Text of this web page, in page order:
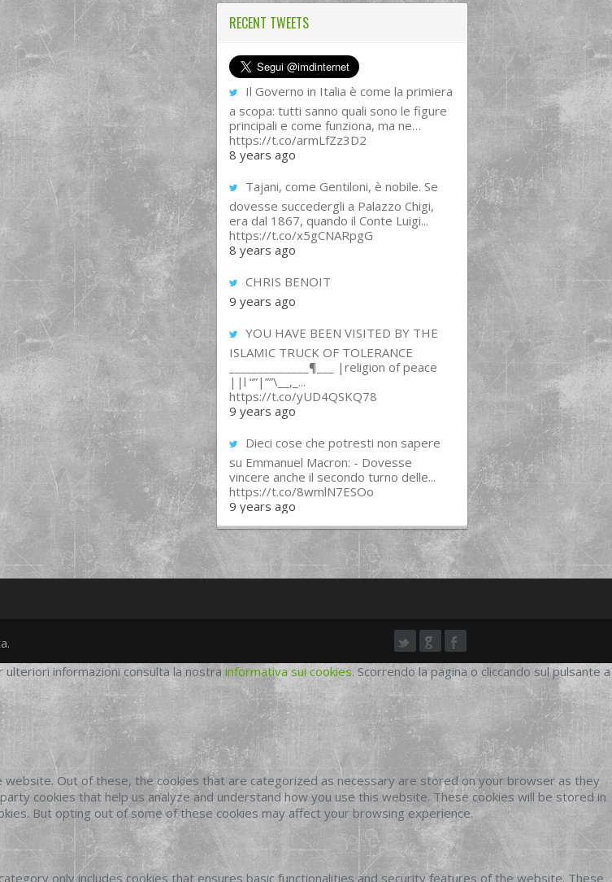
RECENT TWEETS
Il Governo in Italia è come la primiera
a scopa: tutti sanno quali sono le figure
principali e come funziona, ma ne…
https://t.co/armLfZz3D2
8 years ago
Tajani, come Gentiloni, è nobile. Se
dovesse succedergli a Palazzo Chigi,
era dal 1867, quando il Conte Luigi...
https://t.co/x5gCNARpgG
8 years ago
CHRIS BENOIT
9 years ago
YOU HAVE BEEN VISITED BY THE
ISLAMIC TRUCK OF TOLERANCE
______________¶___ |religion of peace
||l “”|””\__,_...
https://t.co/yUD4QSKQ78
9 years ago
Dieci cose che potresti non sapere
su Emmanuel Macron: - Dovesse
vincere anche il secondo turno delle...
https://t.co/8wmlN7ESOo
9 years ago
informazioni consulta la nostra informativa sui cookies. Scorrendo la pagina o cliccando sul pulsante a
Out of these, the cookies that are categorized as necessary are stored on your browser as they
cookies that help us analyze and understand how you use this website. These cookies will be stored in
But opting out of some of these cookies may affect your browsing experience.
only includes cookies that ensures basic functionalities and security features of the website. These